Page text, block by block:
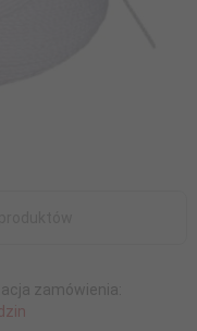
zamówienia: